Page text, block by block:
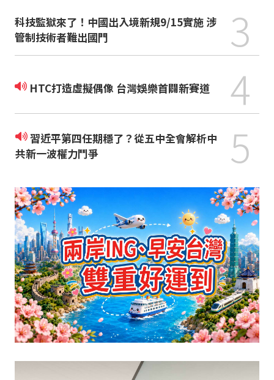
科技監獄來了！中國出入境新規9/15實施 涉
管制技術者難出國門
3
HTC打造虛擬偶像 台灣娛樂首闢新賽道 4
習近平第四任期穩了？從五中全會解析中
共新一波權力鬥爭
5